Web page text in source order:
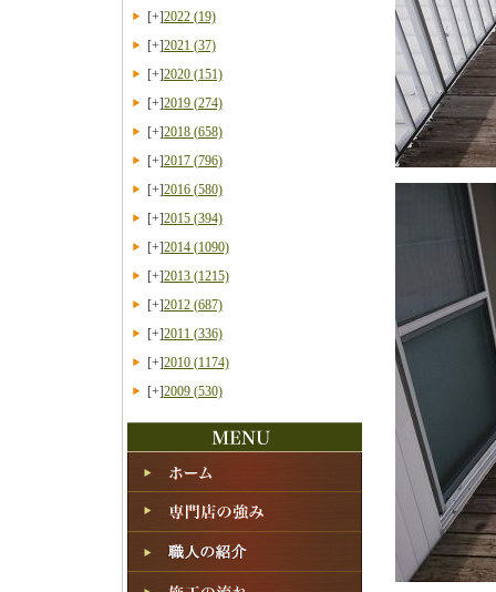
[+]2022 (19)
[+]2021 (37)
[+]2020 (151)
[+]2019 (274)
[+]2018 (658)
[+]2017 (796)
[+]2016 (580)
[+]2015 (394)
[+]2014 (1090)
[+]2013 (1215)
[+]2012 (687)
[+]2011 (336)
[+]2010 (1174)
[+]2009 (530)